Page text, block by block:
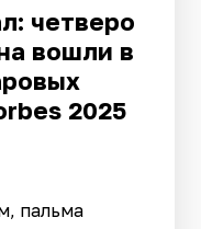
четверо
вошли в
2025
пальма